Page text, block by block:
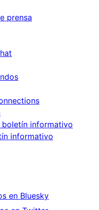
prensa
boletín informativo
informativo
en Bluesky